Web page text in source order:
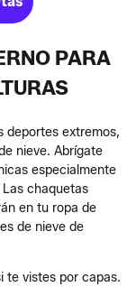
PARA
deportes extremos,
nieve. Abrígate
especialmente
chaquetas
en tu ropa de
de nieve de
te vistes por capas.